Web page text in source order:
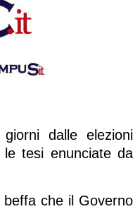
dalle elezioni
tesi enunciate da
che il Governo